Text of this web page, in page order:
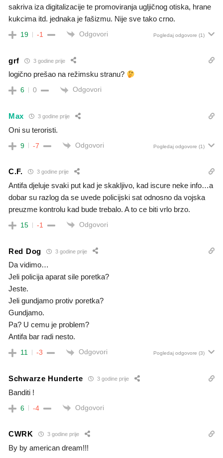
sakriva iza digitalizacije te promoviranja ugljičnog otiska, hrane
kukcima itd. jednaka je fašizmu. Nije sve tako crno.
19 -1 Odgovori Pogledaj odgovore (1)
grf 3 godine prije
logično prešao na režimsku stranu?
6 0 Odgovori
Max 3 godine prije
Oni su teroristi.
9 -7 Odgovori Pogledaj odgovore (1)
C.F. 3 godine prije
Antifa djeluje svaki put kad je skakljivo, kad iscure neke info…a
dobar su razlog da se uvede policijski sat odnosno da vojska
preuzme kontrolu kad bude trebalo. A to ce biti vrlo brzo.
15 -1 Odgovori
Red Dog 3 godine prije
Da vidimo…
Jeli policija aparat sile poretka?
Jeste.
Jeli gundjamo protiv poretka?
Gundjamo.
Pa? U cemu je problem?
Antifa bar radi nesto.
11 -3 Odgovori Pogledaj odgovore (3)
Schwarze Hunderte 3 godine prije
Banditi !
6 -4 Odgovori
CWRK 3 godine prije
By by american dream!!!